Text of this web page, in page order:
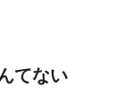
てない